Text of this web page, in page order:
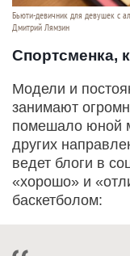
Бьюти-девичник для девушек с
Дмитрий Лямзин
Спортсменка,
Модели и
занимают
помешало юной
других
ведет блоги в
«хорошо» и
баскетболом: